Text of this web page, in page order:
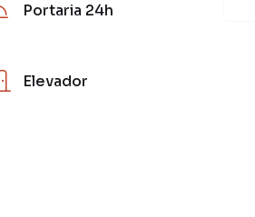
Portaria 24h
Elevador